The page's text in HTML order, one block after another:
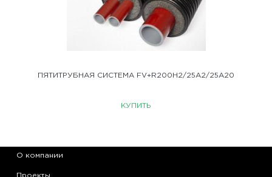
ПЯТИТРУБНАЯ СИСТЕМА FV+R200H2/25A2/25A20
КУПИТЬ
О компании
Проекты